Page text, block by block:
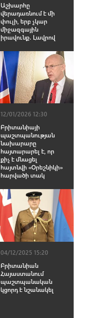
Աշխարհը
վերադառնում է մի
փուլի, երբ չկար
միջազգային
իրավունք․ Լավրով
12/01/2026 12:30
Բրիտանիայի
պաշտպանության
նախարարը
հայտարարել է, որ
քիչ է մնացել
հայտնվի «Օրեշնիկի»
հարվածի տակ
04/12/2025 15:20
Բրիտանիան
Հայաստանում
պաշտպանական
կցորդ է նշանակել